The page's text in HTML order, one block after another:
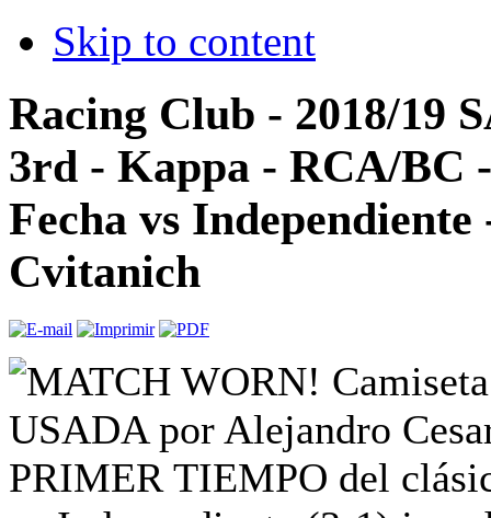
Skip to content
Racing Club - 2018/19
3rd - Kappa - RCA/BC
Fecha vs Independiente
Cvitanich